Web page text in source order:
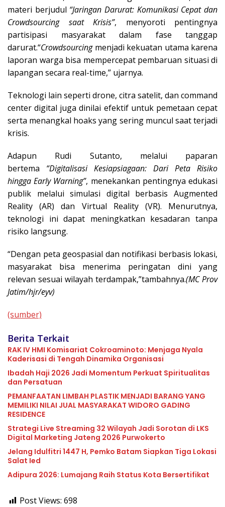
materi berjudul “Jaringan Darurat: Komunikasi Cepat dan
Crowdsourcing saat Krisis”, menyoroti pentingnya
partisipasi masyarakat dalam fase tanggap
darurat.“Crowdsourcingmenjadi kekuatan utama karena
laporan warga bisa mempercepat pembaruan situasi di
lapangan secara real-time,” ujarnya.
Teknologi lain seperti drone, citra satelit, dan command
center digital juga dinilai efektif untuk pemetaan cepat
serta menangkal hoaks yang sering muncul saat terjadi
krisis.
Adapun Rudi Sutanto, melalui paparan
bertema “Digitalisasi Kesiapsiagaan: Dari Peta Risiko
hingga Early Warning”, menekankan pentingnya edukasi
publik melalui simulasi digital berbasis Augmented
Reality (AR) dan Virtual Reality (VR). Menurutnya,
teknologi ini dapat meningkatkan kesadaran tanpa
risiko langsung.
“Dengan peta geospasial dan notifikasi berbasis lokasi,
masyarakat bisa menerima peringatan dini yang
relevan sesuai wilayah terdampak,”tambahnya.(MC Prov
Jatim/hjr/eyv)
(sumber)
Berita Terkait
RAK IV HMI Komisariat Cokroaminoto: Menjaga Nyala
Kaderisasi di Tengah Dinamika Organisasi
Ibadah Haji 2026 Jadi Momentum Perkuat Spiritualitas
dan Persatuan
PEMANFAATAN LIMBAH PLASTIK MENJADI BARANG YANG
MEMILIKI NILAI JUAL MASYARAKAT WIDORO GADING
RESIDENCE
Strategi Live Streaming 32 Wilayah Jadi Sorotan di LKS
Digital Marketing Jateng 2026 Purwokerto
Jelang Idulfitri 1447 H, Pemko Batam Siapkan Tiga Lokasi
Salat Ied
Adipura 2026: Lumajang Raih Status Kota Bersertifikat
Post Views: 698